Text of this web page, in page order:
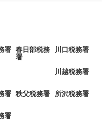
署 春日部税務
署
川口税務署
川越税務署
署 秩父税務署 所沢税務署
署